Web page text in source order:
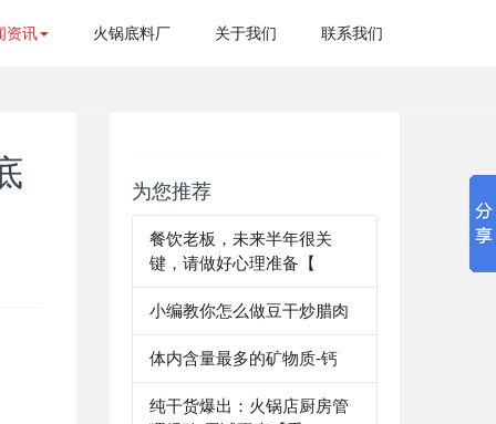
资讯 火锅底料厂 关于我们 联系我们
为您推荐
餐饮老板，未来半年很关
键，请做好心理准备【
小编教你怎么做豆干炒腊肉
体内含量最多的矿物质-钙
纯干货爆出：火锅店厨房管